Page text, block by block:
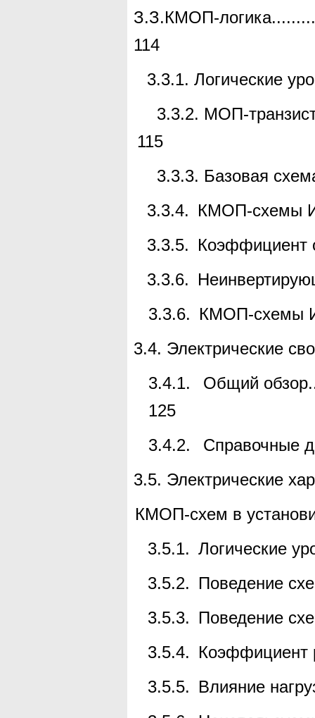
З.З.КМОП-логика
114
3.3.1. Логические
3.3.2. МОП-
115
3.3.3. Базовая
3.3.4. КМОП-схемы
3.3.5. Коэффициент
3.3.6.
3.3.6. КМОП-схемы
3.4. Электрические
3.4.1.
Общий обзор
125
3.4.2.
Справочные
3.5. Электрические
КМОП-схем в
3.5.1. Логические
3.5.2. Поведение
3.5.3. Поведение
3.5.4. Коэффициент
3.5.5. Влияние